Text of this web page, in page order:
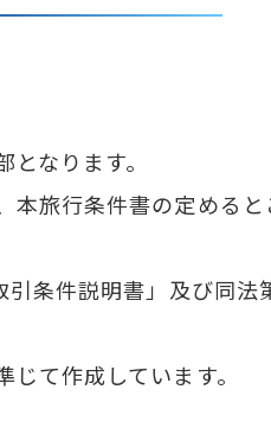
なります。
本旅行条件書の定める
条件説明書」及び同法
て作成しています。